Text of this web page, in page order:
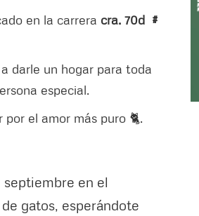
en la carrera cra. 70d #
darle un hogar para toda
especial.
el amor más puro 🐈.
septiembre en el
gatos, esperándote